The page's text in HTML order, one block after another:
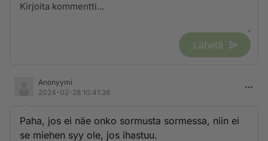
Lähetä
Anonyymi
2024-02-28 10:41:38
Paha, jos ei näe onko sormusta sormessa, niin ei
se miehen syy ole, jos ihastuu.